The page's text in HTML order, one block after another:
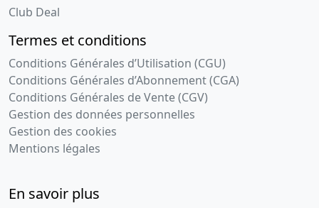
Club Deal
Termes et conditions
Conditions Générales d’Utilisation (CGU)
Conditions Générales d’Abonnement (CGA)
Conditions Générales de Vente (CGV)
Gestion des données personnelles
Gestion des cookies
Mentions légales
En savoir plus